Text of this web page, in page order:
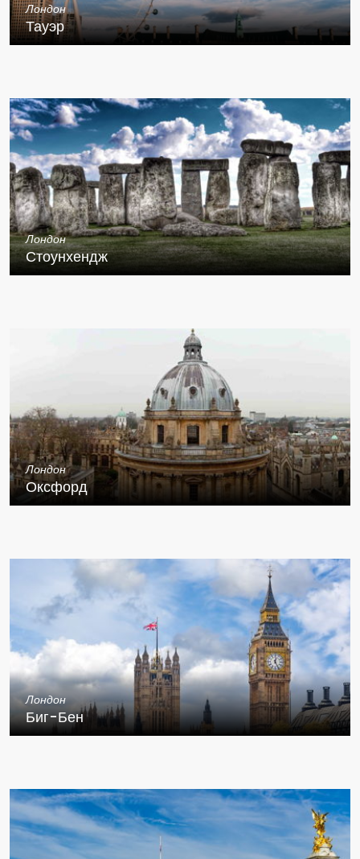
Лондон
Тауэр
Лондон
Стоунхендж
Лондон
Оксфорд
Лондон
Биг-Бен